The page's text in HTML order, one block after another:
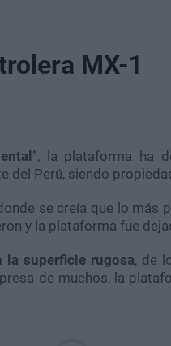
MX-1
”, la plataforma ha
del Perú, siendo
se creía que lo más
y la plataforma fue
la superficie rugosa, de
de muchos, la